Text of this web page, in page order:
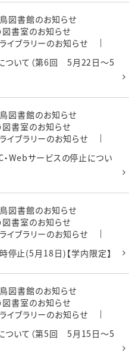
図書館のお知らせ
図書室のお知らせ
イブラリーのお知らせ
ついて（第6回 5月22日～5
図書館のお知らせ
図書室のお知らせ
イブラリーのお知らせ
Webサービスの停止につい
図書館のお知らせ
図書室のお知らせ
イブラリーのお知らせ
止(5月18日)【学内限定】
図書館のお知らせ
図書室のお知らせ
イブラリーのお知らせ
ついて（第5回 5月15日～5